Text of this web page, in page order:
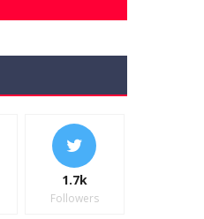
1.7k
Followers